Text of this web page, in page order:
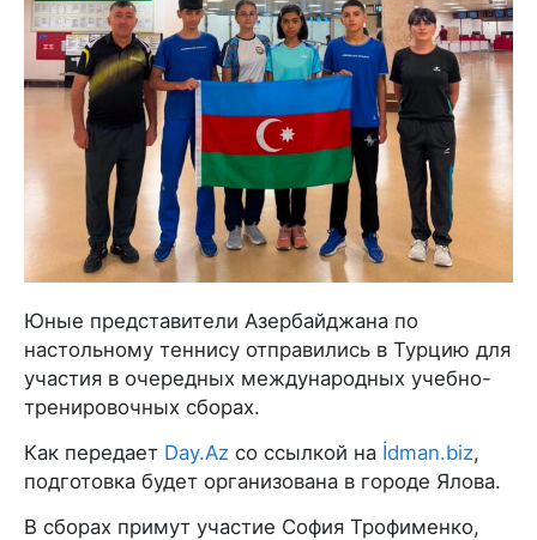
Юные представители Азербайджана по
настольному теннису отправились в Турцию для
участия в очередных международных учебно-
тренировочных сборах.
Как передает Day.Az со ссылкой на İdman.biz,
подготовка будет организована в городе Ялова.
В сборах примут участие София Трофименко,